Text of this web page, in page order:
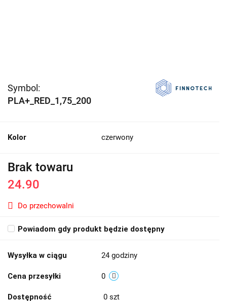
Symbol:
PLA+_RED_1,75_200
Kolor czerwony
Brak towaru
24.90
Do przechowalni
Powiadom gdy produkt będzie dostępny
Wysyłka w ciągu 24 godziny
Cena przesyłki 0
Dostępność 0 szt